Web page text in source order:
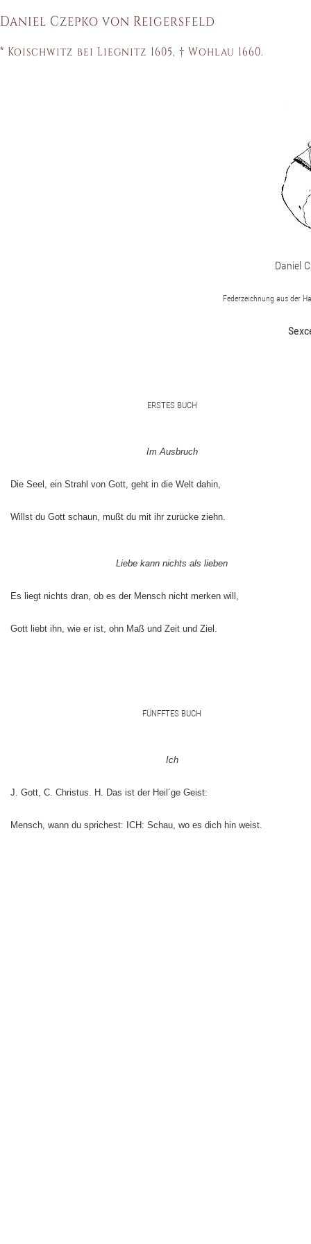
Daniel Czepko von Reigersfeld
* Koischwitz bei Liegnitz 1605, † Wohlau 1660.
Daniel
Federzeichnung aus der
ERSTES BUCH
Im Ausbruch
Die Seel, ein Strahl von Gott, geht in die Welt dahin,
Willst du Gott schaun, mußt du mit ihr zurücke ziehn.
Liebe kann nichts als lieben
Es liegt nichts dran, ob es der Mensch nicht merken will,
Gott liebt ihn, wie er ist, ohn Maß und Zeit und Ziel.
FÜNFFTES BUCH
Ich
J. Gott, C. Christus. H. Das ist der Heil´ge Geist:
Mensch, wann du sprichest: ICH: Schau, wo es dich hin weist.